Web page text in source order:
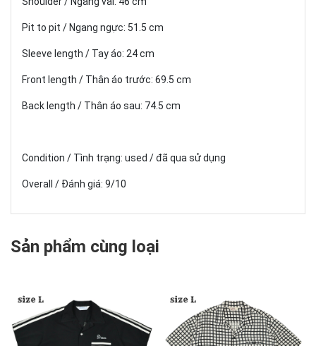
Pit to pit / Ngang ngực: 51.5 cm
Sleeve length / Tay áo: 24 cm
Front length / Thân áo trước: 69.5 cm
Back length / Thân áo sau: 74.5 cm
Condition / Tình trạng: used / đã qua sử dụng
Overall / Đánh giá: 9/10
Sản phẩm cùng loại